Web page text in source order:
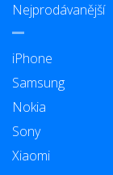
Nejprodávanější
iPhone
Samsung
Nokia
Sony
Xiaomi